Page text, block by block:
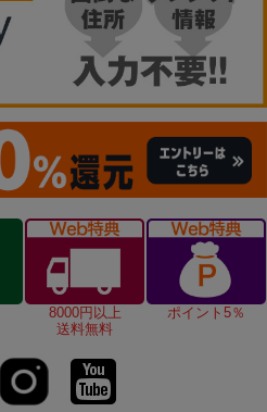
8000円以上
送料無料
ポイント5％